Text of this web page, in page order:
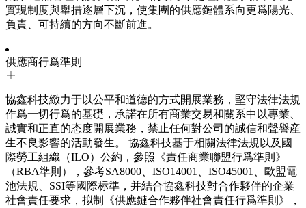
實現制度與舉措逐層下沉，使集團的供應鏈體系向更爲陽光、
負責、可持續的方向不斷前進。
供應商行爲準則
協鑫科技緻力于以公平和道德的方式開展業務，堅守法律法規
作爲一切行爲的基礎，承諾在所有商業交易和關系中以專業、
誠實和正直的态度開展業務，禁止任何對公司的誠信和聲譽産
生不良影響的活動發生。 協鑫科技基于相關法律法規以及國
際勞工組織（ILO）公約，參照《責任商業聯盟行爲準則》
（RBA準則），參考SA8000、ISO14001、ISO45001、歐盟電
池法規、SSI等國際标準，并結合協鑫科技對合作夥伴的企業
社會責任要求，拟制《供應鏈合作夥伴社會責任行爲準則》，